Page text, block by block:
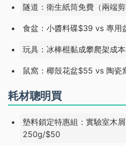
隧道：衛生紙筒免費（兩端剪
食盆：小醬料碟$39 vs 專用
玩具：冰棒棍黏成攀爬架成
鼠窩：椰殼花盆$55 vs 陶瓷
耗材聰明買
墊料鎖定特惠組：實驗室木
250g/$50